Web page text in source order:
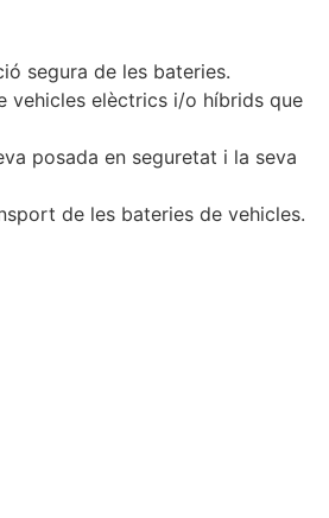
segura de les bateries.
vehicles elèctrics i/o híbrids que
posada en seguretat i la seva
de les bateries de vehicles.